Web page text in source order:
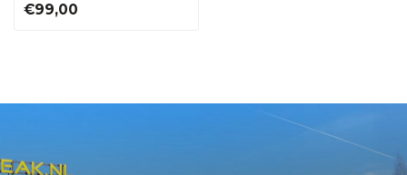
€99,00